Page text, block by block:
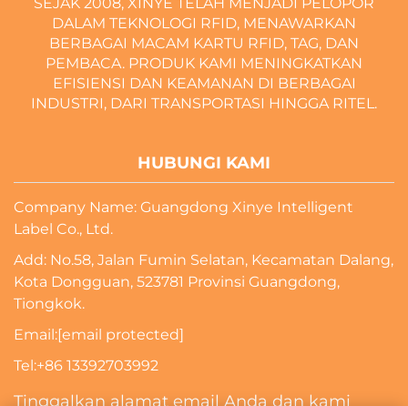
DALAM TEKNOLOGI RFID, MENAWARKAN
BERBAGAI MACAM KARTU RFID, TAG, DAN
PEMBACA. PRODUK KAMI MENINGKATKAN
EFISIENSI DAN KEAMANAN DI BERBAGAI
INDUSTRI, DARI TRANSPORTASI HINGGA RITEL.
HUBUNGI KAMI
Company Name: Guangdong Xinye Intelligent
Label Co., Ltd.
Add: No.58, Jalan Fumin Selatan, Kecamatan Dalang,
Kota Dongguan, 523781 Provinsi Guangdong,
Tiongkok.
Email:[email protected]
Tel:+86 13392703992
Tinggalkan alamat email Anda dan kami